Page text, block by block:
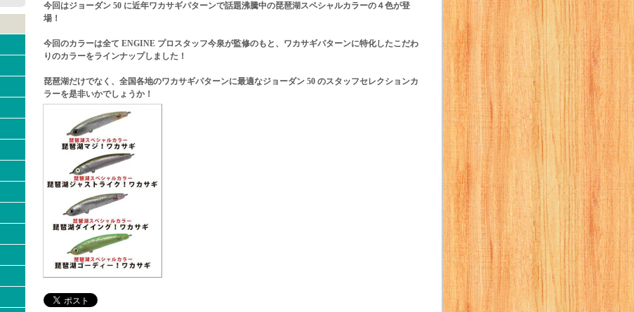
今回はジョーダン 50 に近年ワカサギパターンで話題沸騰中の琵琶湖スペシャルカラーの４色が登
場！
今回のカラーは全て ENGINE プロスタッフ今泉が監修のもと、ワカサギパターンに特化したこだわ
りのカラーをラインナップしました！
琵琶湖だけでなく、全国各地のワカサギパターンに最適なジョーダン 50 のスタッフセレクションカ
ラーを是非いかでしょうか！